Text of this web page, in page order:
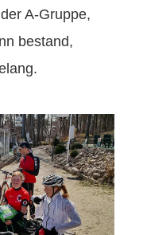
A-Gruppe,
bestand,